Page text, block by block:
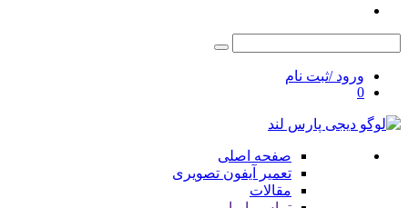
ورود /ثبت نام
0
صفحه اصلی
تعمیر آیفون تصویری
مقالات